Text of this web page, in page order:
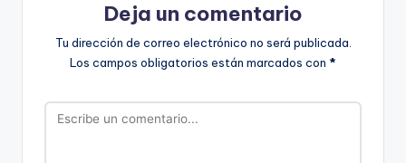
Deja un comentario
Tu dirección de correo electrónico no será publicada.
Los campos obligatorios están marcados con *